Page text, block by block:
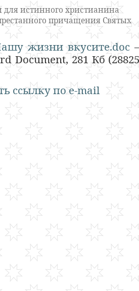
для истинного христианина
причащения Святых
жизни вкусите.doc
Document, 281 Кб
ссылку по e-mail